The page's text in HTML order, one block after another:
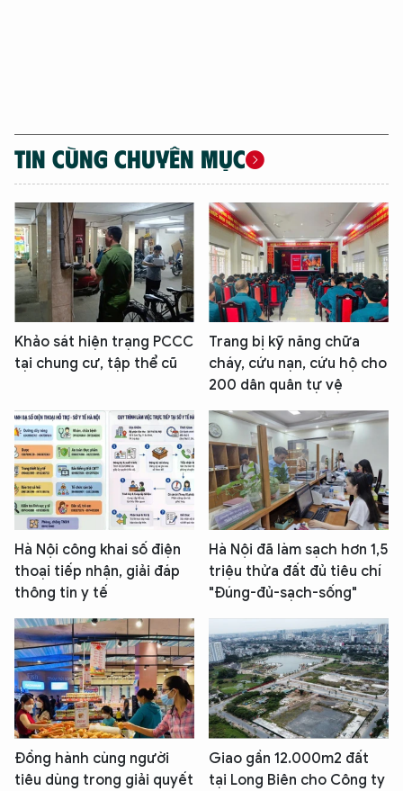
TIN CÙNG CHUYÊN MỤC
Khảo sát hiện trạng PCCC
tại chung cư, tập thể cũ
Trang bị kỹ năng chữa
cháy, cứu nạn, cứu hộ cho
200 dân quân tự vệ
Hà Nội công khai số điện
thoại tiếp nhận, giải đáp
thông tin y tế
Hà Nội đã làm sạch hơn 1,5
triệu thửa đất đủ tiêu chí
"Đúng-đủ-sạch-sống"
Đồng hành cùng người
tiêu dùng trong giải quyết
Giao gần 12.000m2 đất
tại Long Biên cho Công ty